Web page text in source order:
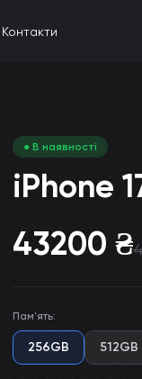
Контакти
● В наявності
iPhone
43200 ₴
Пам'ять:
256GB 512GB